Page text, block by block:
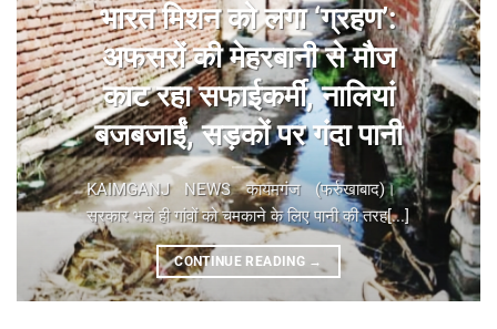
भारत मिशन को लगा ‘ग्रहण’:
अफसरों की मेहरबानी से मौज
काट रहा सफाईकर्मी, नालियां
बजबजाईं, सड़कों पर गंदा पानी
KAIMGANJ NEWS कायमगंज (फर्रुखाबाद)। ​
सरकार भले ही गांवों को चमकाने के लिए पानी की तरह[...]
CONTINUE READING →